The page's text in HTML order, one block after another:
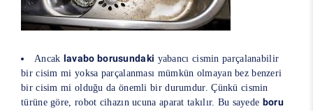
Ancak lavabo borusundaki yabancı cismin parçalanabilir
bir cisim mi yoksa parçalanması mümkün olmayan bez benzeri
bir cisim mi olduğu da önemli bir durumdur. Çünkü cismin
türüne göre, robot cihazın ucuna aparat takılır. Bu sayede boru